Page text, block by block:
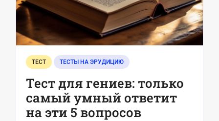
ТЕСТ ТЕСТЫ НА ЭРУДИЦИЮ
Тест для гениев: только
самый умный ответит
на эти 5 вопросов